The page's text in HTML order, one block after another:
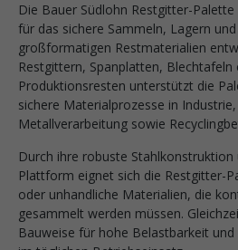
Die Bauer Südlohn Restgitter-Palette
für das sichere Sammeln, Lagern
großformatigen Restmaterialien
Restgittern, Spanplatten, Blechtafeln
Produktionsresten unterstützt die
sichere Materialprozesse in
Metallverarbeitung sowie
Durch ihre robuste
Plattform eignet sich die Restgitter-
oder unhandliche Materialien, die
gesammelt werden müssen.
Bauweise für hohe Belastbarkeit